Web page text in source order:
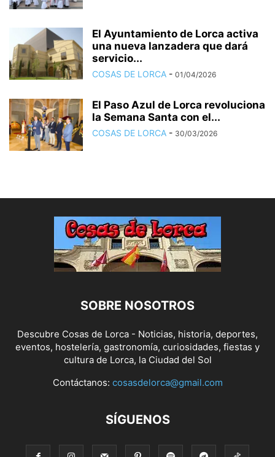
El Ayuntamiento de Lorca activa
una nueva lanzadera que dará
servicio...
COSAS DE LORCA - 01/04/2026
El Paso Azul de Lorca revoluciona
la Semana Santa con el...
COSAS DE LORCA - 30/03/2026
SOBRE NOSOTROS
Descubre Cosas de Lorca - Noticias, historia, deportes,
eventos, hostelería, gastronomía, curiosidades, fiestas y
cultura de Lorca, la Ciudad del Sol
Contáctanos: cosasdelorca@gmail.com
SÍGUENOS